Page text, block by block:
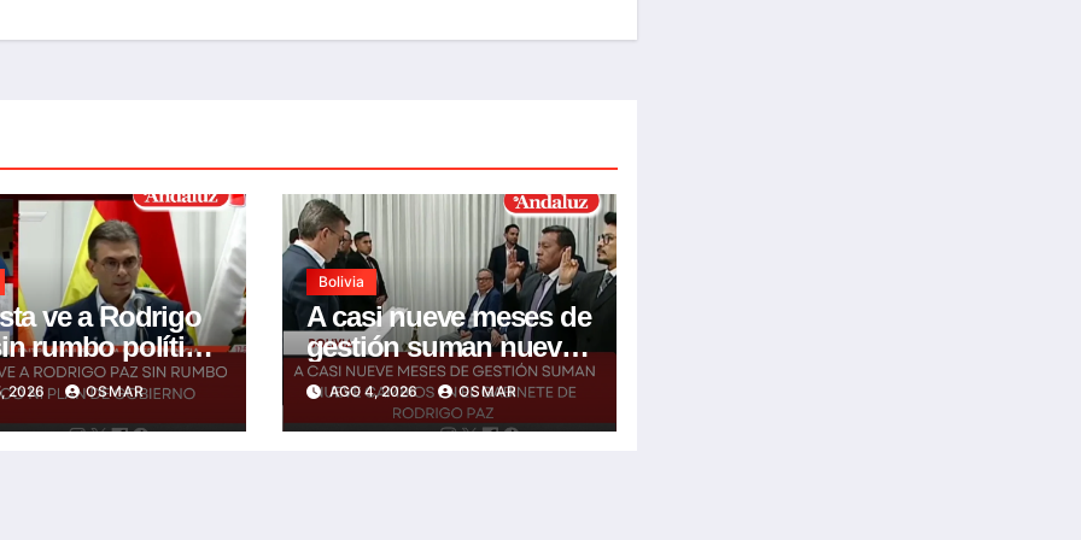
ve a Rodrigo
rumbo político
de gobierno
2026 OSMAR
Bolivia
A casi nueve meses de
gestión suman nueve
cambios en el
gabinete de Rodrigo
Paz
AGO 4, 2026 OSMAR